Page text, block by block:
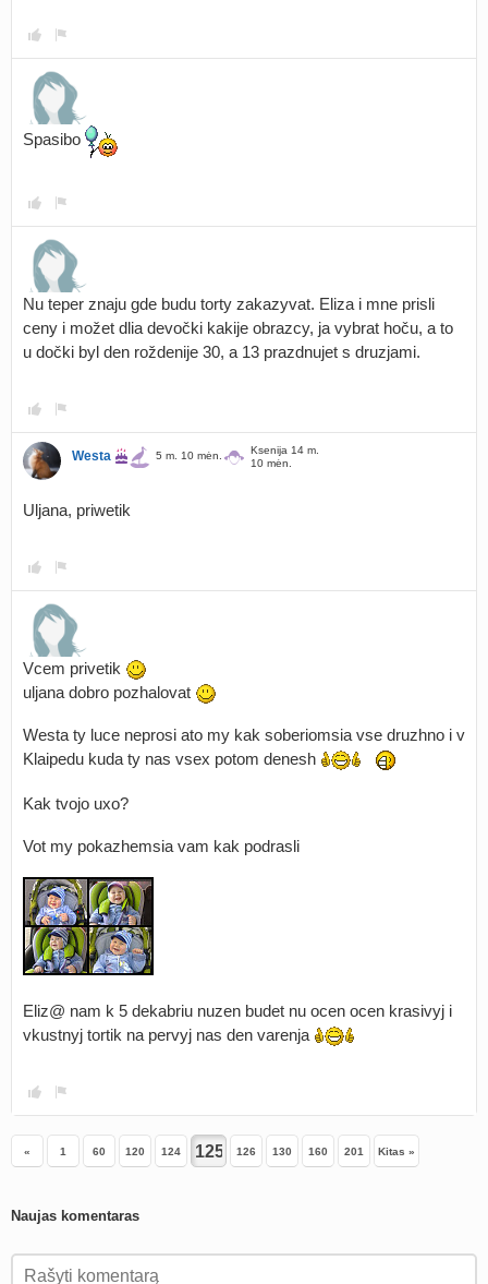
Spasibo
Nu teper znaju gde budu torty zakazyvat. Eliza i mne prisli
ceny i možet dlia devočki kakije obrazcy, ja vybrat hoču, a to
u dočki byl den roždenije 30, a 13 prazdnujet s druzjami.
Westa 5 m. 10 mėn.
Ksenija 14 m.
10 mėn.
Uljana, priwetik
Vcem privetik
uljana dobro pozhalovat
Westa ty luce neprosi ato my kak soberiomsia vse druzhno i v
Klaipedu kuda ty nas vsex potom denesh
Kak tvojo uxo?
Vot my pokazhemsia vam kak podrasli
Eliz@ nam k 5 dekabriu nuzen budet nu ocen ocen krasivyj i
vkustnyj tortik na pervyj nas den varenja
« 1 60 120 124 126 130 160 201 Kitas »
Naujas komentaras